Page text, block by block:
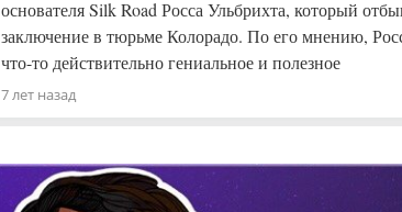
основателя Silk Road Росса Ульбрихта, который
заключение в тюрьме Колорадо. По его мнению,
что-то действительно гениальное и полезное
7 лет назад